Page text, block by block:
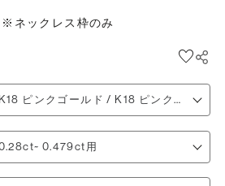
※ネックレス枠のみ